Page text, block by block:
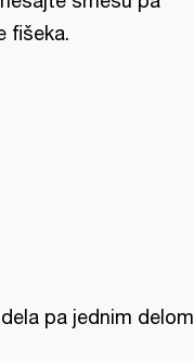
fišeka.
pa jednim delom